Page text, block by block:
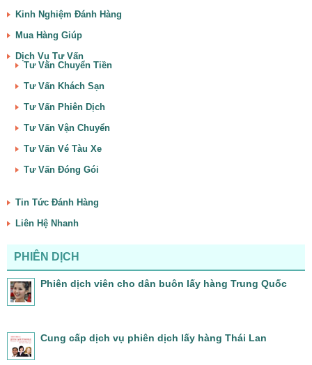
Kinh Nghiệm Đánh Hàng
Mua Hàng Giúp
Dịch Vụ Tư Vấn
Tư Vấn Chuyển Tiền
Tư Vấn Khách Sạn
Tư Vấn Phiên Dịch
Tư Vấn Vận Chuyển
Tư Vấn Vé Tàu Xe
Tư Vấn Đóng Gói
Tin Tức Đánh Hàng
Liên Hệ Nhanh
PHIÊN DỊCH
Phiên dịch viên cho dân buôn lấy hàng Trung Quốc
Cung cấp dịch vụ phiên dịch lấy hàng Thái Lan